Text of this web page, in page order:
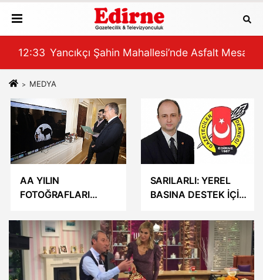
OLABİLİR”
12:09 Erkenci Üzümde Hasat Bereketi
MEDYA
AA YILIN
FOTOĞRAFLARI
SARILARLI: YEREL
BASINA DESTEK İÇİN